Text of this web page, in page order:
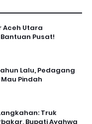
Aceh Utara
Pusat!
Lalu, Pedagang
Pindah
Truk
Bupati Ayahwa